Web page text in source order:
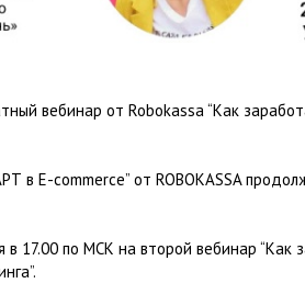
вебинар от Robokassa “Как
в E-commerce” от ROBOKASSA
в 17.00 по МСК на второй вебинар “Как